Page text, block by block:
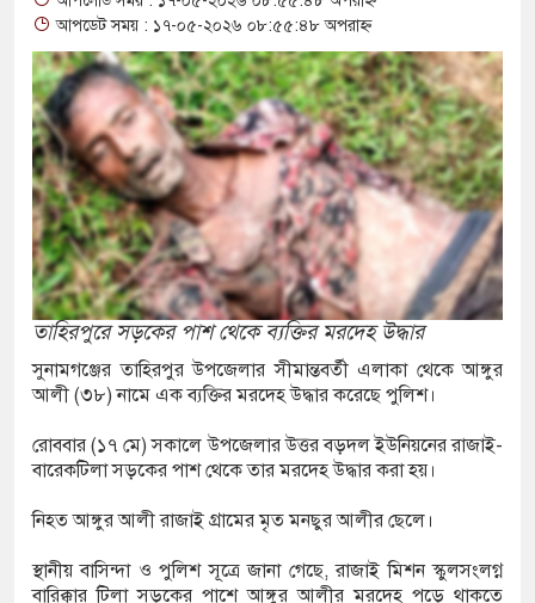
পুকুর থেকে অজ্ঞাত যুবকের মরদেহ উদ্ধার
বিজিবির পৃথক অভিযানে ১৫৬ বোতল ভারতীয়
উদ্ধার
শ্রমিক নিয়োগে আবেদন শুরু, ওমানে ৫ হাজার শ্রমিক
সংঘর্ষে দুই ইসরায়েলি রিজার্ভ সেনা নিহত, সীমান্তে
ছয় বছরের শিশুকে ধর্ষণের অভিযোগে
ট্রাকে অভিনব কৌশলে লুকানো সোয়া কোটি
জব্দ
কাটিয়ে রেকর্ড গড়ে মেসির জোড়া গোল, বড় জয়
আপডেট সময় : ১৭-০৫-২০২৬ ০৮:৫৫:৪৮ অপরাহ্ন
তাহিরপুরে সড়কের পাশ থেকে ব্যক্তির মরদেহ উদ্ধার
সুনামগঞ্জের তাহিরপুর উপজেলার সীমান্তবর্তী এলাকা থেকে আঙ্গুর
আলী (৩৮) নামে এক ব্যক্তির মরদেহ উদ্ধার করেছে পুলিশ।
রোববার (১৭ মে) সকালে উপজেলার উত্তর বড়দল ইউনিয়নের রাজাই-
বারেকটিলা সড়কের পাশ থেকে তার মরদেহ উদ্ধার করা হয়।
নিহত আঙ্গুর আলী রাজাই গ্রামের মৃত মনছুর আলীর ছেলে।
স্থানীয় বাসিন্দা ও পুলিশ সূত্রে জানা গেছে, রাজাই মিশন স্কুলসংলগ্ন
বারিক্কার টিলা সড়কের পাশে আঙ্গুর আলীর মরদেহ পড়ে থাকতে